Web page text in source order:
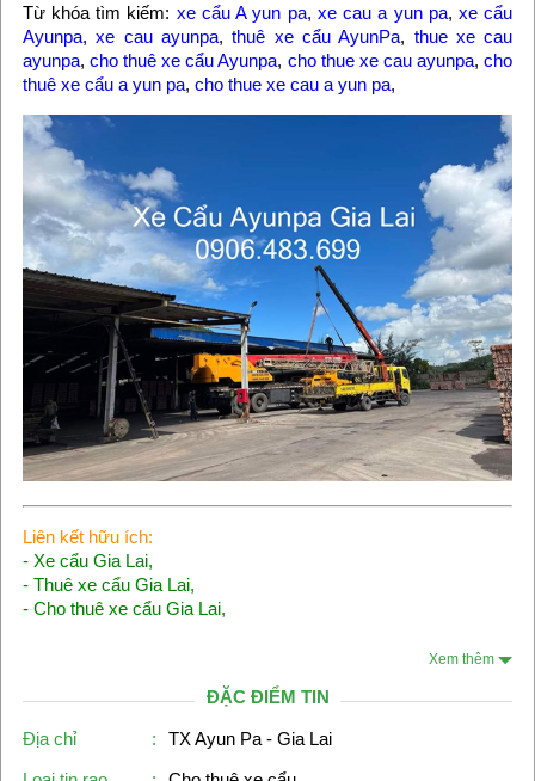
Từ khóa tìm kiếm: xe cẩu A yun pa, xe cau a yun pa,xe cẩu
Ayunpa,xe cau ayunpa,thuê xe cẩu AyunPa, thue xe cau
ayunpa, cho thuê xe cẩu Ayunpa, cho thue xe cau ayunpa,cho
thuê xe cẩu a yun pa, cho thue xe cau a yun pa,
Liên kết hữu ích:
- Xe cẩu Gia Lai,
- Thuê xe cẩu Gia Lai,
- Cho thuê xe cẩu Gia Lai,
Xem thêm
ĐẶC ĐIỂM TIN
Địa chỉ :
TX Ayun Pa - Gia Lai